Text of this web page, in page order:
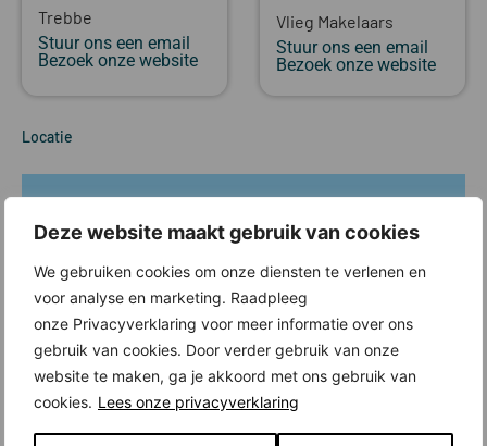
Deze website maakt gebruik van cookies
We gebruiken cookies om onze diensten te verlenen en
voor analyse en marketing. Raadpleeg
onze Privacyverklaring voor meer informatie over ons
gebruik van cookies. Door verder gebruik van onze
website te maken, ga je akkoord met ons gebruik van
cookies. Lees onze privacyverklaring
Trebbe
Stuur ons een email
Bezoek onze website
Vlieg Makelaars
Stuur ons een email
Bezoek onze website
Locatie